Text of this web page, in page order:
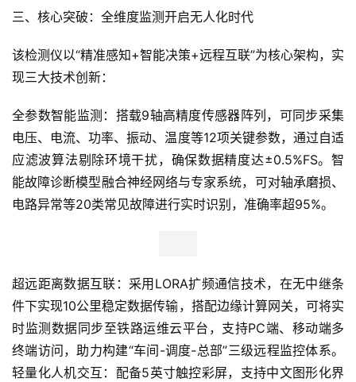
三、核心突破：全维度监测开启无人化时代
该检测仪以“精准感知+智能决策+远程互联”为核心架构，实
现三大技术创新：
全参数智能监测：搭载9轴高精度传感器阵列，可同步采集
电压、电流、功率、振动、温度等12项关键参数，通过自适
应滤波算法剔除环境干扰，确保数据精度达±0.5%FS。智
能故障诊断模型融合神经网络与专家系统，可对轴承磨损、
电路异常等20类常见故障进行实时识别，准确率超95%。
超远距离数据互联：采用LORA扩频通信技术，在无中继条
件下实现10公里稳定数据传输，搭配边缘计算网关，可将实
时监测数据同步至铁路运维云平台，支持PC端、移动端多
终端访问，助力构建“车间-调度-总部”三级远程监控体系。
轻量化人机交互：配备5英寸触控彩屏，支持中文图形化界